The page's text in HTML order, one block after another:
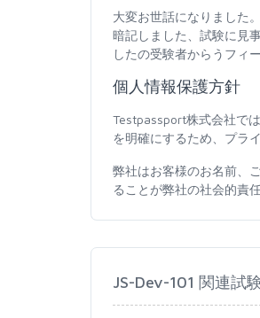
大変お世話になりました
暗記しました、試験に見
したの受験者からうフィ
個人情報保護方針
Testpassport株式会社で
を明確にするため、プラ
弊社はお客様のお名前、
ることが弊社の社会的責
JS-Dev-101 関連試